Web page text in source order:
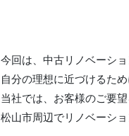
今回は、中古リノベーシ
自分の理想に近づけるた
当社では、お客様のご要
松山市周辺でリノベーシ